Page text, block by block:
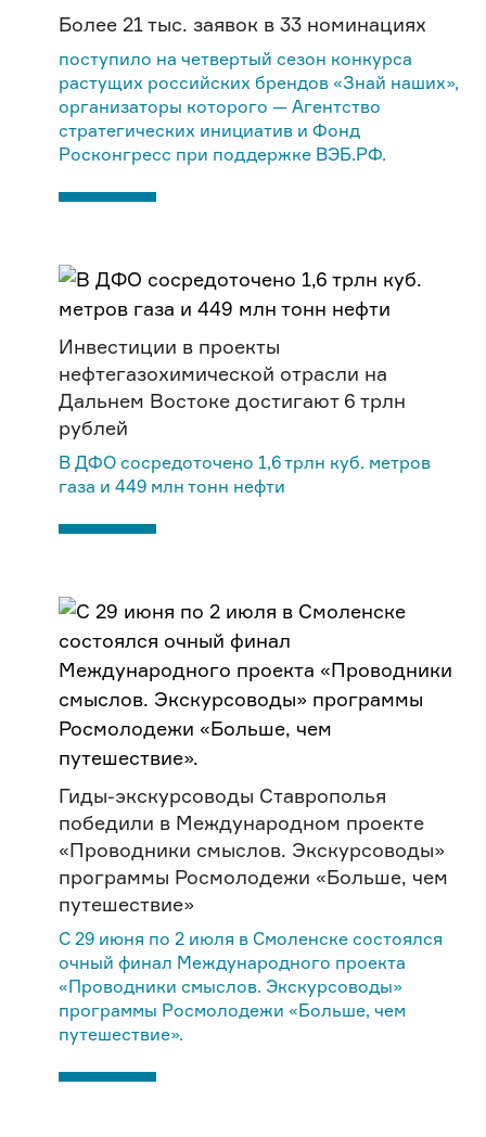
Более 21 тыс. заявок в 33 номинациях
поступило на четвертый сезон конкурса
растущих российских брендов «Знай наших»,
организаторы которого — Агентство
стратегических инициатив и Фонд
Росконгресс при поддержке ВЭБ.РФ.
Инвестиции в проекты
нефтегазохимической отрасли на
Дальнем Востоке достигают 6 трлн
рублей
В ДФО сосредоточено 1,6 трлн куб. метров
газа и 449 млн тонн нефти
Гиды-экскурсоводы Ставрополья
победили в Международном проекте
«Проводники смыслов. Экскурсоводы»
программы Росмолодежи «Больше, чем
путешествие»
С 29 июня по 2 июля в Смоленске состоялся
очный финал Международного проекта
«Проводники смыслов. Экскурсоводы»
программы Росмолодежи «Больше, чем
путешествие».